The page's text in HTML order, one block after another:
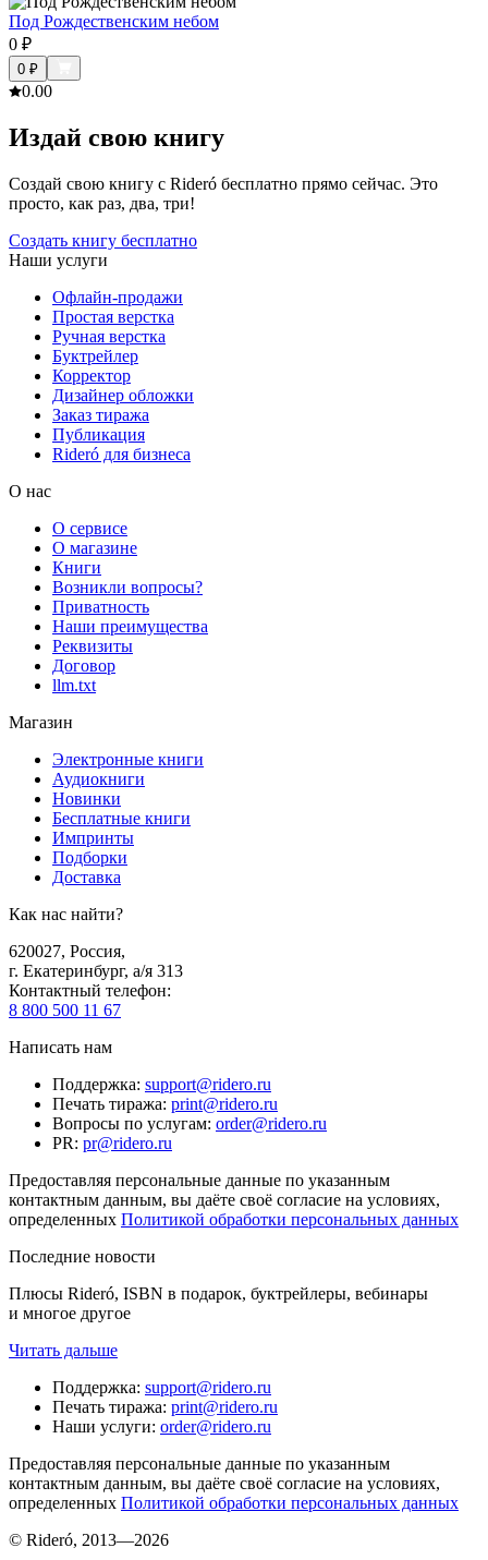
Под Рождественским небом
0 ₽
0 ₽
0.00
Издай свою книгу
Создай свою книгу с Rideró бесплатно прямо сейчас. Это
просто, как раз, два, три!
Создать книгу бесплатно
Наши услуги
Офлайн-продажи
Простая верстка
Ручная верстка
Буктрейлер
Корректор
Дизайнер обложки
Заказ тиража
Публикация
Rideró для бизнеса
О нас
О сервисе
О магазине
Книги
Возникли вопросы?
Приватность
Наши преимущества
Реквизиты
Договор
llm.txt
Магазин
Электронные книги
Аудиокниги
Новинки
Бесплатные книги
Импринты
Подборки
Доставка
Как нас найти?
620027, Россия,
г. Екатеринбург, а/я 313
Контактный телефон:
8 800 500 11 67
Написать нам
Поддержка: support@ridero.ru
Печать тиража: print@ridero.ru
Вопросы по услугам: order@ridero.ru
PR: pr@ridero.ru
Предоставляя персональные данные по указанным
контактным данным, вы даёте своё согласие на условиях,
определенных Политикой обработки персональных данных
Последние новости
Плюсы Rideró, ISBN в подарок, буктрейлеры, вебинары
и многое другое
Читать дальше
Поддержка: support@ridero.ru
Печать тиража: print@ridero.ru
Наши услуги: order@ridero.ru
Предоставляя персональные данные по указанным
контактным данным, вы даёте своё согласие на условиях,
определенных Политикой обработки персональных данных
© Rideró, 2013—2026